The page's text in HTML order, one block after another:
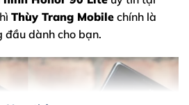
Thùy Trang Mobile chính là
đầu dành cho bạn.